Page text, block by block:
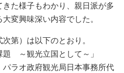
た様子もわかり、親日派が多
変興味深い内容でした。
第）は以下のとおり。
題 ～観光立国として～」
ラオ政府観光局日本事務所代